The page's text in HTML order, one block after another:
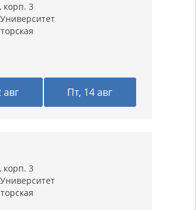
корп. 3
Университет
авг Пт, 14 авг
корп. 3
Университет